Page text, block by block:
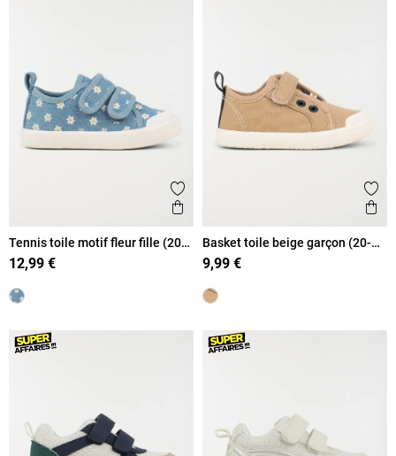
Ajouter aux favoris
Aperçu rapide
Tennis toile motif fleur fille (20-
23)
12,99 €
Basket toile beige garçon (20-
23)
9,99 €